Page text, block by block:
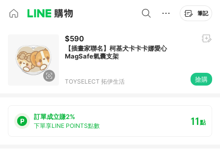
筆記
$590
【插畫家聯名】柯基犬卡卡卡娜愛心
MagSafe氣囊支架
TOYSELECT 拓伊生活 搶購
訂單成立賺2%
下單享LINE POINTS點數 11點